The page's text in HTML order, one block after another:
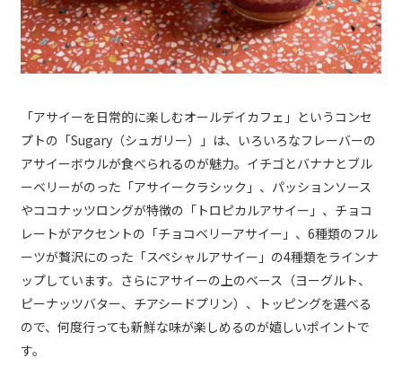
「アサイーを日常的に楽しむオールデイカフェ」というコンセ
プトの「Sugary（シュガリー）」は、いろいろなフレーバーの
アサイーボウルが食べられるのが魅力。イチゴとバナナとブル
ーベリーがのった「アサイークラシック」、パッションソース
やココナッツロングが特徴の「トロピカルアサイー」、チョコ
レートがアクセントの「チョコベリーアサイー」、6種類のフル
ーツが贅沢にのった「スペシャルアサイー」の4種類をラインナ
ップしています。さらにアサイーの上のベース（ヨーグルト、
ピーナッツバター、チアシードプリン）、トッピングを選べる
ので、何度行っても新鮮な味が楽しめるのが嬉しいポイントで
す。